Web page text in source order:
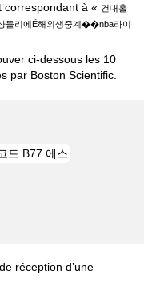
correspondant à « 건대홀
들리에Ë해외생중계��nba라이
ci-dessous les 10
par Boston Scientific.
réception d’une